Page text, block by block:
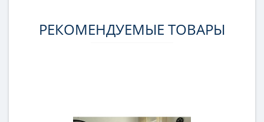
РЕКОМЕНДУЕМЫЕ ТОВАРЫ